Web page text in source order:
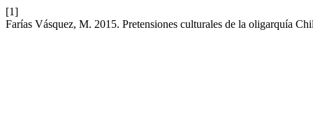
[1]
Farías Vásquez, M. 2015. Pretensiones culturales de la oligarquía